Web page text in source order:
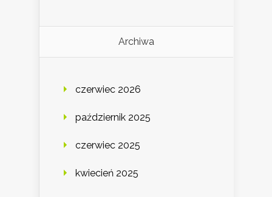
Archiwa
czerwiec 2026
październik 2025
czerwiec 2025
kwiecień 2025